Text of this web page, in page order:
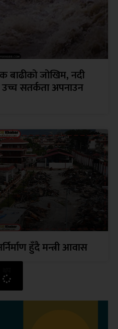
बाढीको जोखिम, नदी
उच्च सतर्कता अपनाउन
हुँदै मन्त्री आवास